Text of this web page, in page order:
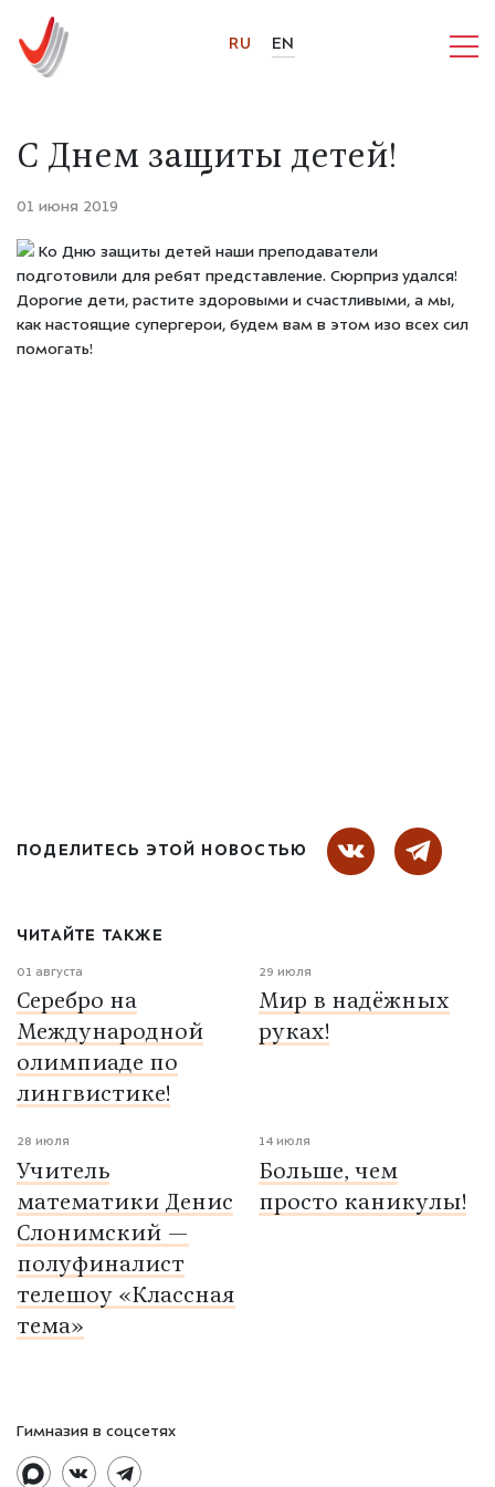
RU EN
С Днем защиты детей!
01 июня 2019
Ко Дню защиты детей наши преподаватели
подготовили для ребят представление. Сюрприз удался!
Дорогие дети, растите здоровыми и счастливыми, а мы,
как настоящие супергерои, будем вам в этом изо всех сил
помогать!
ПОДЕЛИТЕСЬ ЭТОЙ НОВОСТЬЮ
ЧИТАЙТЕ ТАКЖЕ
01 августа
Серебро на
Международной
олимпиаде по
лингвистике!
29 июля
Мир в надёжных
руках!
28 июля
Учитель
математики Денис
Слонимский —
полуфиналист
телешоу «Классная
тема»
14 июля
Больше, чем
просто каникулы!
Гимназия в соцсетях